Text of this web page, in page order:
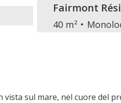
Fairmont
40 m²
sul mare, nel cuore del